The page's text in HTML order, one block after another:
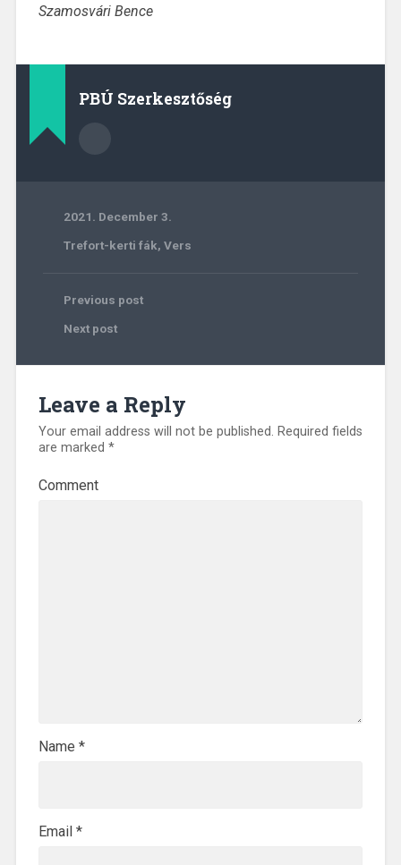
Szamosvári Bence
PBÚ Szerkesztőség
2021. December 3.
Trefort-kerti fák, Vers
Previous post
Next post
Leave a Reply
Your email address will not be published. Required fields
are marked *
Comment
Name *
Email *